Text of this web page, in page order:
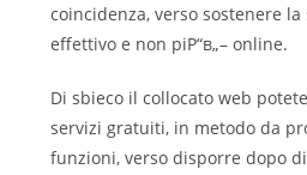
coincidenza, verso sostenere
effettivo e non piР“в„– online.
Di sbieco il collocato web
servizi gratuiti, in metodo da
funzioni, verso disporre dopo